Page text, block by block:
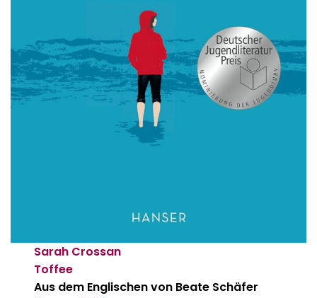
Sarah Crossan
Toffee
Aus dem Englischen von Beate Schäfer